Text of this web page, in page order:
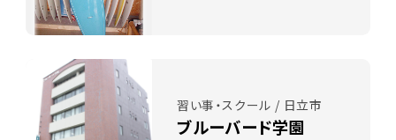
習い事・スクール / 日立市
ブルーバード学園